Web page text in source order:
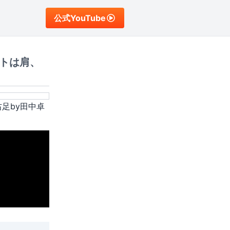
公式YouTube
は肩、
足by田中卓